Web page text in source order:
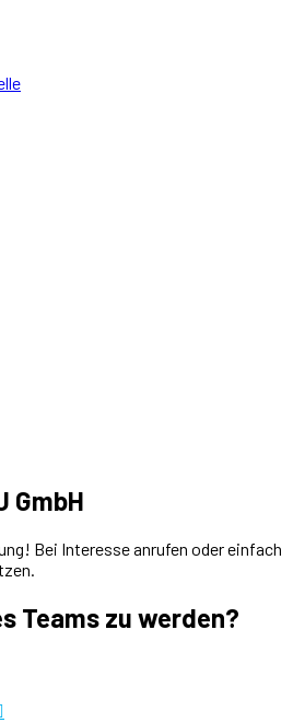
GmbH
Bei Interesse anrufen oder einfach
Teams zu werden?